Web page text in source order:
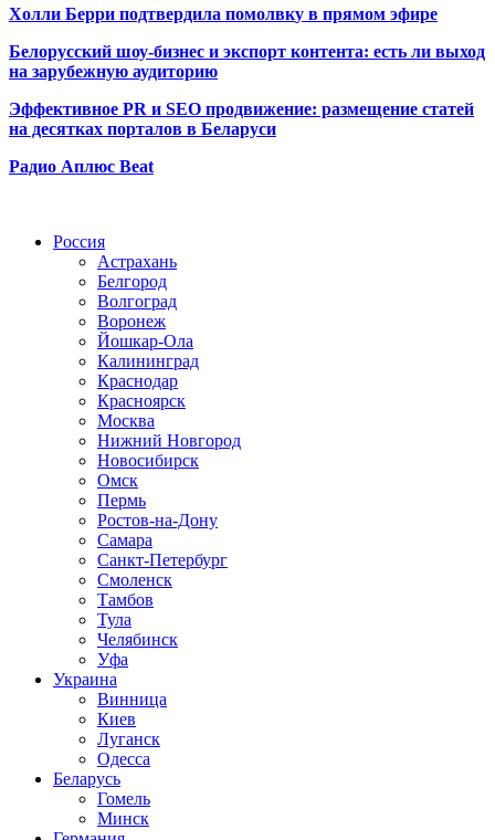
Холли Берри подтвердила помолвку в прямом эфире
Белорусский шоу-бизнес и экспорт контента: есть ли выход
на зарубежную аудиторию
Эффективное PR и SEO продвижение: размещение статей
на десятках порталов в Беларуси
Радио Аплюс Beat
Россия
Астрахань
Белгород
Волгоград
Воронеж
Йошкар-Ола
Калининград
Краснодар
Красноярск
Москва
Нижний Новгород
Новосибирск
Омск
Пермь
Ростов-на-Дону
Самара
Санкт-Петербург
Смоленск
Тамбов
Тула
Челябинск
Уфа
Украина
Винница
Киев
Луганск
Одесса
Беларусь
Гомель
Минск